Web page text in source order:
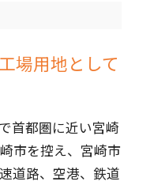
場用地として
首都圏に近い宮崎
市を控え、宮崎市
道路、空港、鉄道